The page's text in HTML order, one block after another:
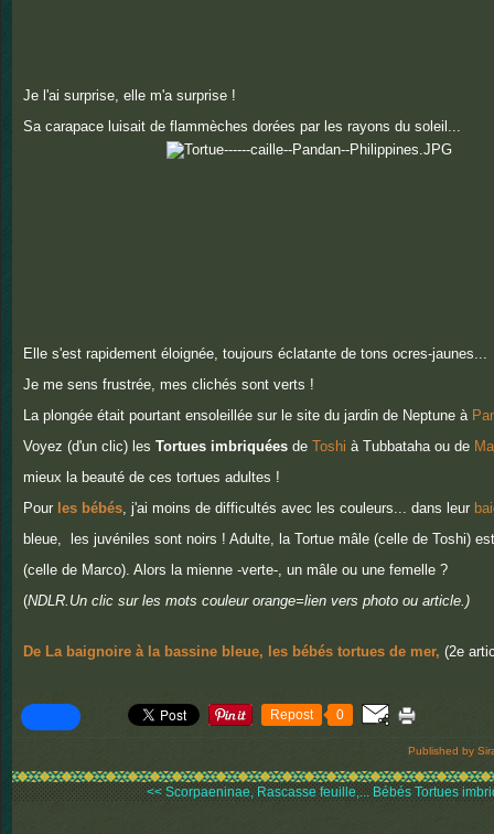
Je l'ai surprise, elle m'a surprise !
Sa carapace luisait de flammèches dorées par les rayons du soleil...
Elle s'est rapidement éloignée, toujours éclatante de tons ocres-jaunes...
Je me sens frustrée, mes clichés sont verts !
La plongée était pourtant ensoleillée sur le site du jardin de Neptune à
Voyez (d'un clic) les Tortues imbriquées de Toshi à Tubbataha ou de
mieux la beauté de ces tortues adultes !
Pour les bébés, j'ai moins de difficultés avec les couleurs... dans leur
bleue, les juvéniles sont noirs ! Adulte, la Tortue mâle (celle de Toshi)
(celle de Marco). Alors la mienne -verte-, un mâle ou une femelle ?
(NDLR.Un clic sur les mots couleur orange=lien vers photo ou article.)
De La baignoire à la bassine bleue, les bébés tortues de mer, (2e
Repost 0
Published by
<< Scorpaeninae, Rascasse feuille,... Bébés Tortues